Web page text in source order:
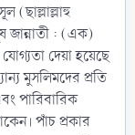
(ছাল্লাল্লাহু
জান্নাতী : (এক)
দেয়া হয়েছে
মুসলিমদের প্রতি
পারিবারিক
পাঁচ প্রকার